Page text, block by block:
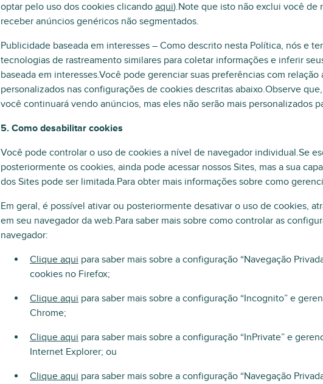
optar pelo uso dos cookies clicando aqui).Note que isto não exclui você de
receber anúncios genéricos não segmentados.
Publicidade baseada em interesses – Como descrito nesta Política, nós e
tecnologias de rastreamento similares para coletar informações e inferir
baseada em interesses.Você pode gerenciar suas preferências com
personalizados nas configurações de cookies descritas abaixo.Observe
você continuará vendo anúncios, mas eles não serão mais personalizados
5. Como desabilitar cookies
Você pode controlar o uso de cookies a nível de navegador individual.Se
posteriormente os cookies, ainda pode acessar nossos Sites, mas a sua
dos Sites pode ser limitada.Para obter mais informações sobre como
Em geral, é possível ativar ou posteriormente desativar o uso de cookies,
em seu navegador da web.Para saber mais sobre como controlar as
navegador:
Clique aqui para saber mais sobre a configuração “Navegação
cookies no Firefox;
Clique aqui para saber mais sobre a configuração “Incognito” e
Chrome;
Clique aqui para saber mais sobre a configuração “InPrivate” e
Internet Explorer; ou
Clique aqui para saber mais sobre a configuração “Navegação